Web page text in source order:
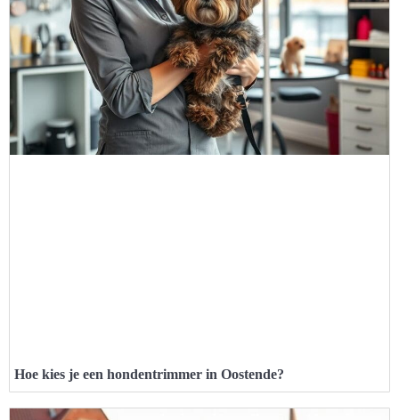
Hoe kies je een hondentrimmer in Oostende?